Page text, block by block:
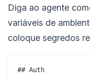
Diga ao agente
variáveis de
coloque segredos
## Auth